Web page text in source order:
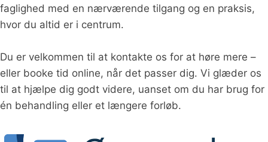
faglighed med en nærværende tilgang og en praksis,
hvor du altid er i centrum.
Du er velkommen til at kontakte os for at høre mere –
eller booke tid online, når det passer dig. Vi glæder os
til at hjælpe dig godt videre, uanset om du har brug for
én behandling eller et længere forløb.